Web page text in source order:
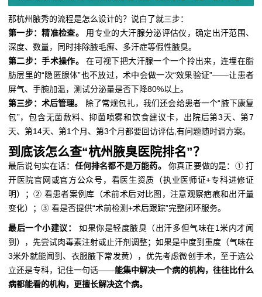
那杭州腋秀的流程是怎么设计的？说白了就三步：
第一步：精准检查。
用专业的大汗腺分泌评估仪，确定出汗范围、
深度、数量，同时排除腋毛癣、多汗症等假性腋臭。
第二步：手术操作。
在可视下把大汗腺一个一个拎出来，连埋在脂
肪层里的“隐匿腺体”也不放过，术中会做一次“效果验证”——让患者
屏气、手腕加温，测试分泌量是否下降80%以上。
第三步：术后管理。
除了常规包扎，我们还会给患者一个“腋下康复
包”，包含无菌敷料、抑菌喷雾和饮食建议卡，出院后第3天、第7
天、第14天、第1个月、第3个月都要回访评估,有问题随时调方案。
到底该怎么查“杭州腋臭医院排名”？
最后说句实在话： 任何排名都不是万能药。
你真正要做的是：① 打
开医院官网或官方公众号，看医生资质（执业医师证+专科进修证
明）；② 看患者案例库（术前术后对比图，注意观察疤痕和出汗量
变化）；③ 看是否提供“术前检测+术后跟踪”完整闭环服务。
最后一个小建议：
如果你是轻度腋臭（出汗多但气味在1米内才闻
到），先尝试肉毒素注射或止汗剂调整；如果是中度到重度（气味在
3米外就能闻到、衣服腋下常发黄），优先考虑微创手术，至于选公
立还是专科，记住一句话——能集中解决一个病的机构，往往比什么
病都能看的机构，更擅长解决这个病。